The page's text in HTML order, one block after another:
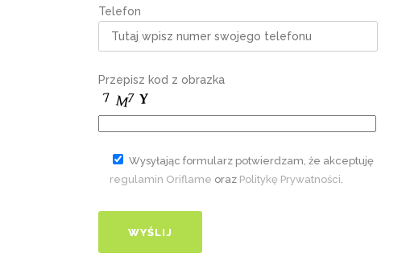
Telefon
Przepisz kod z obrazka
Wysyłając formularz potwierdzam, że akceptuję
regulamin Oriflame oraz Politykę Prywatności.